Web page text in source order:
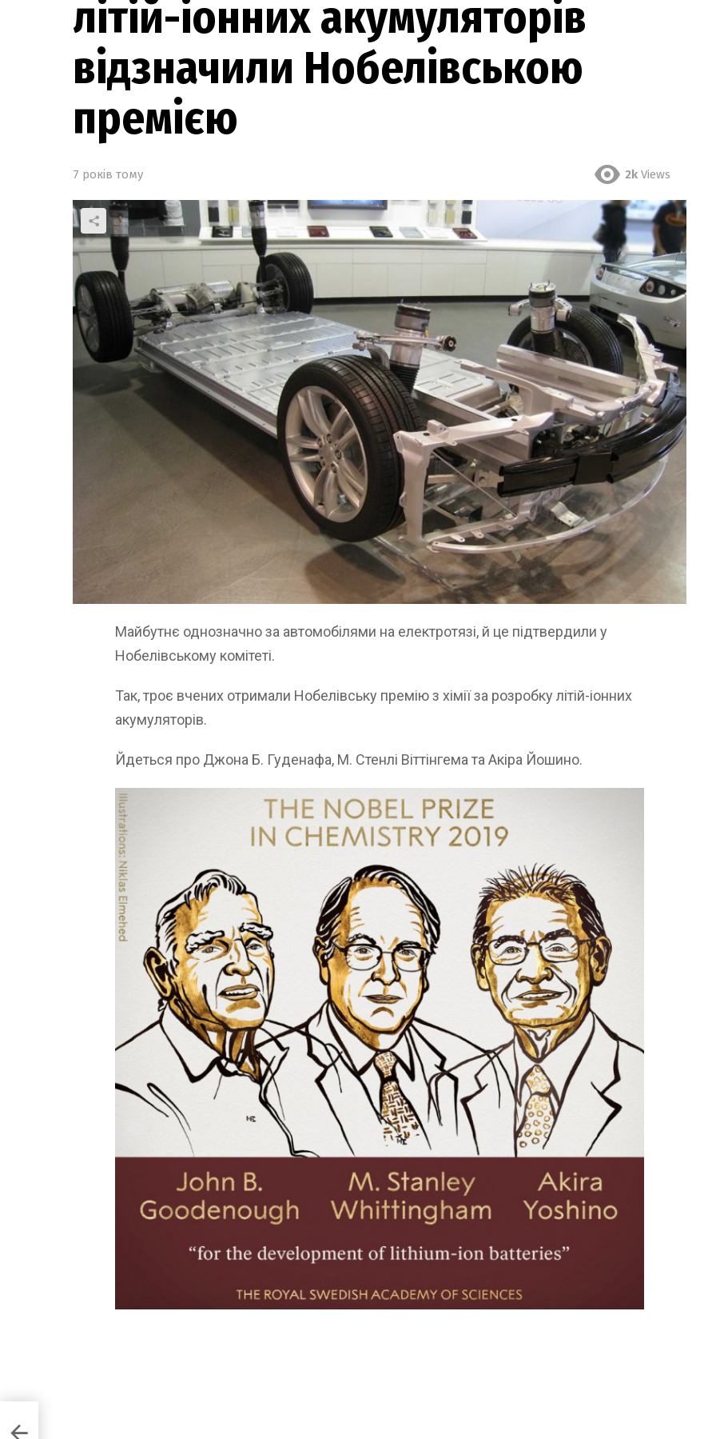
літій-іонних акумуляторів
відзначили Нобелівською
премією
7 років тому 2k Views
Майбутнє однозначно за автомобілями на електротязі, й це підтвердили у
Нобелівському комітеті.
Так, троє вчених отримали Нобелівську премію з хімії за розробку літій-іонних
акумуляторів.
Йдеться про Джона Б. Гуденафа, М. Стенлі Віттінгема та Акіра Йошино.